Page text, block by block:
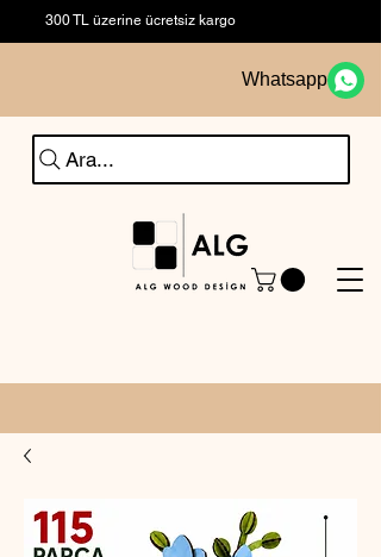
300 TL üzerine ücretsiz kargo
Ara...
Whatsapp